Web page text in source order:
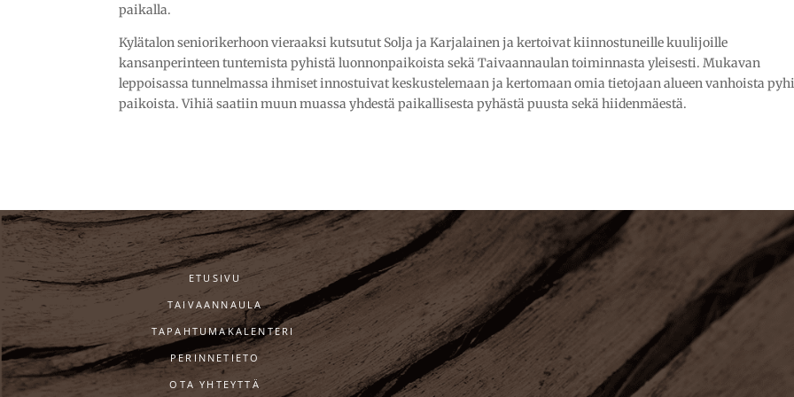
paikalla.
Kylätalon seniorikerhoon vieraaksi kutsutut Solja ja Karjalainen ja kertoivat kiinnostuneille kuulijoille
kansanperinteen tuntemista pyhistä luonnonpaikoista sekä Taivaannaulan toiminnasta yleisesti. Mukavan
leppoisassa tunnelmassa ihmiset innostuivat keskustelemaan ja kertomaan omia tietojaan alueen vanhoista
paikoista. Vihiä saatiin muun muassa yhdestä paikallisesta pyhästä puusta sekä hiidenmäestä.
ETUSIVU
TAIVAANNAULA
TAPAHTUMAKALENTERI
PERINNETIETO
OTA YHTEYTTÄ